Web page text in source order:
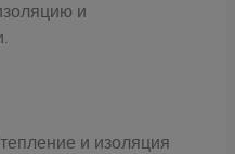
и
и изоляция